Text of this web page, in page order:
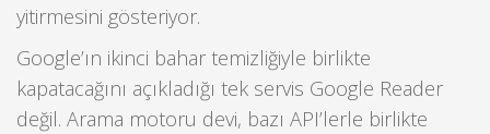
yitirmesini gösteriyor.
Google’ın ikinci bahar temizliğiyle birlikte
kapatacağını açıkladığı tek servis Google Reader
değil. Arama motoru devi, bazı API’lerle birlikte